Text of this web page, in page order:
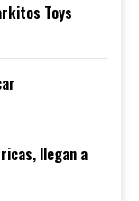
Toys
llegan a